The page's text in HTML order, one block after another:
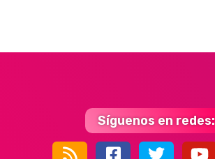
Síguenos en redes: